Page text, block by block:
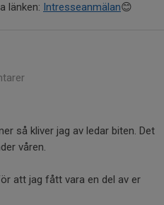
länken: Intresseanmälan😊
så kliver jag av ledar biten. Det
våren.
att jag fått vara en del av er